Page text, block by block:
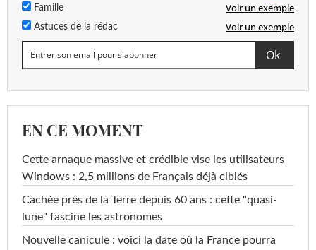
Famille Voir un exemple
Astuces de la rédac Voir un exemple
EN CE MOMENT
Cette arnaque massive et crédible vise les utilisateurs
Windows : 2,5 millions de Français déjà ciblés
Cachée près de la Terre depuis 60 ans : cette "quasi-
lune" fascine les astronomes
Nouvelle canicule : voici la date où la France pourra